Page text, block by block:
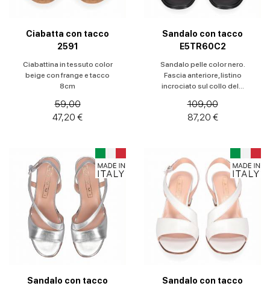
Ciabatta con tacco
2591
Ciabattina in tessuto color
beige con frange e tacco
8cm
59,00
47,20 €
Sandalo con tacco
E5TR60C2
Sandalo pelle color nero.
Fascia anteriore, listino
incrociato sul collo del...
109,00
87,20 €
Sandalo con tacco Sandalo con tacco